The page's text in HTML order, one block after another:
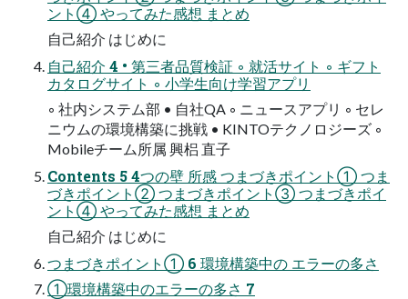
ント④ やってみた感想 まとめ
自己紹介 はじめに
自己紹介 4 • 第三者品質検証 ◦ 就活サイト ◦ ギフト
カタログサイト ◦ 小学生向け学習アプリ
◦ 社内システム部 • 自社QA ◦ ニュースアプリ ◦ セレ
ニウムの環境構築に挑戦 • KINTOテクノロジーズ ◦
Mobileチーム所属 興梠 直子
Contents 5 4つの壁 所感 つまづきポイント① つま
づきポイント② つまづきポイント③ つまづきポイ
ント④ やってみた感想 まとめ
自己紹介 はじめに
つまづきポイント① 6 環境構築中の エラーの多さ
①環境構築中のエラーの多さ 7